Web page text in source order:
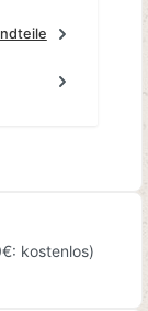
kostenlos)